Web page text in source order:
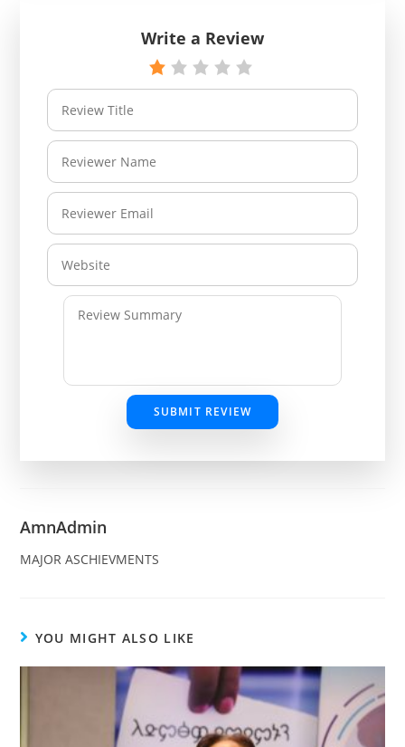
Write a Review
SUBMIT REVIEW
AmnAdmin
MAJOR ASCHIEVMENTS
YOU MIGHT ALSO LIKE